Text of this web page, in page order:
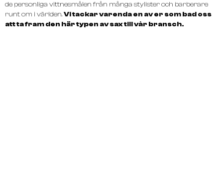
de personliga vittnesmålen från många stylister och barberare
runt om i världen.Vi tackar varenda en av er som bad oss
att ta fram den här typen av sax till vår bransch.